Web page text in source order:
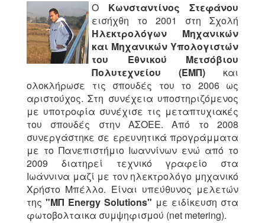
Ο Κωνσταντίνος Στεφάνου
εισήχθη το 2001 στη Σχολή
Ηλεκτρολόγων Μηχανικών
και Μηχανικών Υπολογιστών
του Εθνικού Μετσόβιου
Πολυτεχνείου (ΕΜΠ) και
ολοκλήρωσε τις σπουδές του το 2006 ως
αριστούχος. Στη συνέχεια υποστηριζόμενος
με υποτροφία συνέχισε τις μεταπτυχιακές
του σπουδές στην ΑΣΟΕΕ. Από το 2008
συνεργάστηκε σε ερευνητικά προγράμματα
με το Πανεπιστήμιο Ιωαννίνων ενώ από το
2009 διατηρεί τεχνικό γραφείο στα
Ιωάννινα μαζί με τον ηλεκτρολόγο μηχανικό
Χρήστο Μπέλλο. Είναι υπεύθυνος μελετών
της "ΜΠ Energy Solutions" με ειδίκευση στα
φωτοβολταικα συμψηφισμού (net metering).